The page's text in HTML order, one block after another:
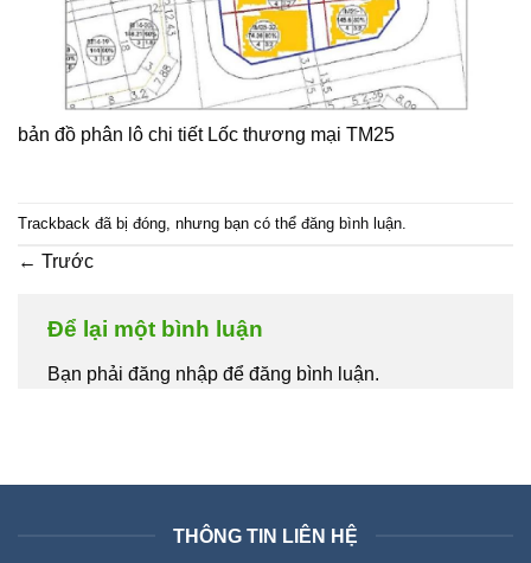
bản đồ phân lô chi tiết Lốc thương mại TM25
Trackback đã bị đóng, nhưng bạn có thể đăng bình luận
← Trước
Để lại một bình luận
Bạn phải đăng nhập để đăng bình luận.
THÔNG TIN LIÊN HỆ